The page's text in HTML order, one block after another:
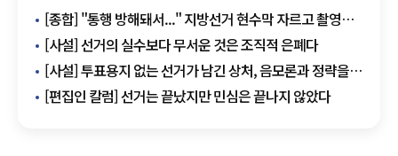
[종합] "통행 방해돼서..." 지방선거 현수막 자르고 촬영
시민에 야구방망이 휘두른 50대 징역 2년
[사설] 선거의 실수보다 무서운 것은 조직적 은폐다
[사설] 투표용지 없는 선거가 남긴 상처, 음모론과 정략을
넘어 시스템 개혁이 먼저다
[편집인 칼럼] 선거는 끝났지만 민심은 끝나지 않았다